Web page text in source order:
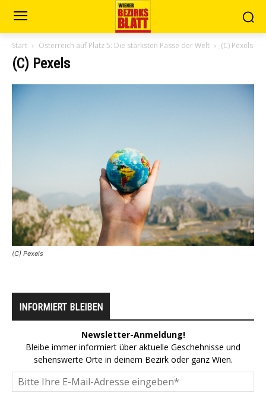
Start Österreich auf Platz 5: Die stärksten Pässe der Welt (C) Pexels
(C) Pexels
(C) Pexels
INFORMIERT BLEIBEN
Newsletter-Anmeldung!
Bleibe immer informiert über aktuelle Geschehnisse und
sehenswerte Orte in deinem Bezirk oder ganz Wien.